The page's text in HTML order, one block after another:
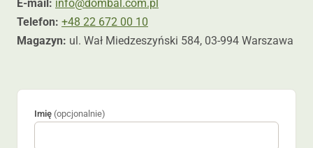
E-mail: info@dombal.com.pl
Telefon: +48 22 672 00 10
Magazyn: ul. Wał Miedzeszyński 584, 03-994 Warszawa
Imię (opcjonalnie)